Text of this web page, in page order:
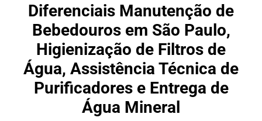
Diferenciais Manutenção de
Bebedouros em São Paulo,
Higienização de Filtros de
Água, Assistência Técnica de
Purificadores e Entrega de
Água Mineral